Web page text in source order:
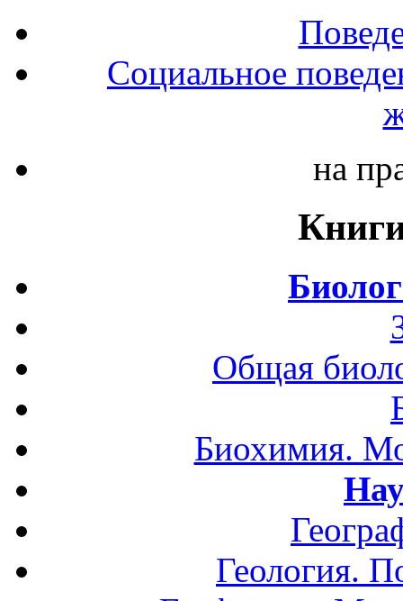
Социальное
на
Общая
Биохимия.
Геология.